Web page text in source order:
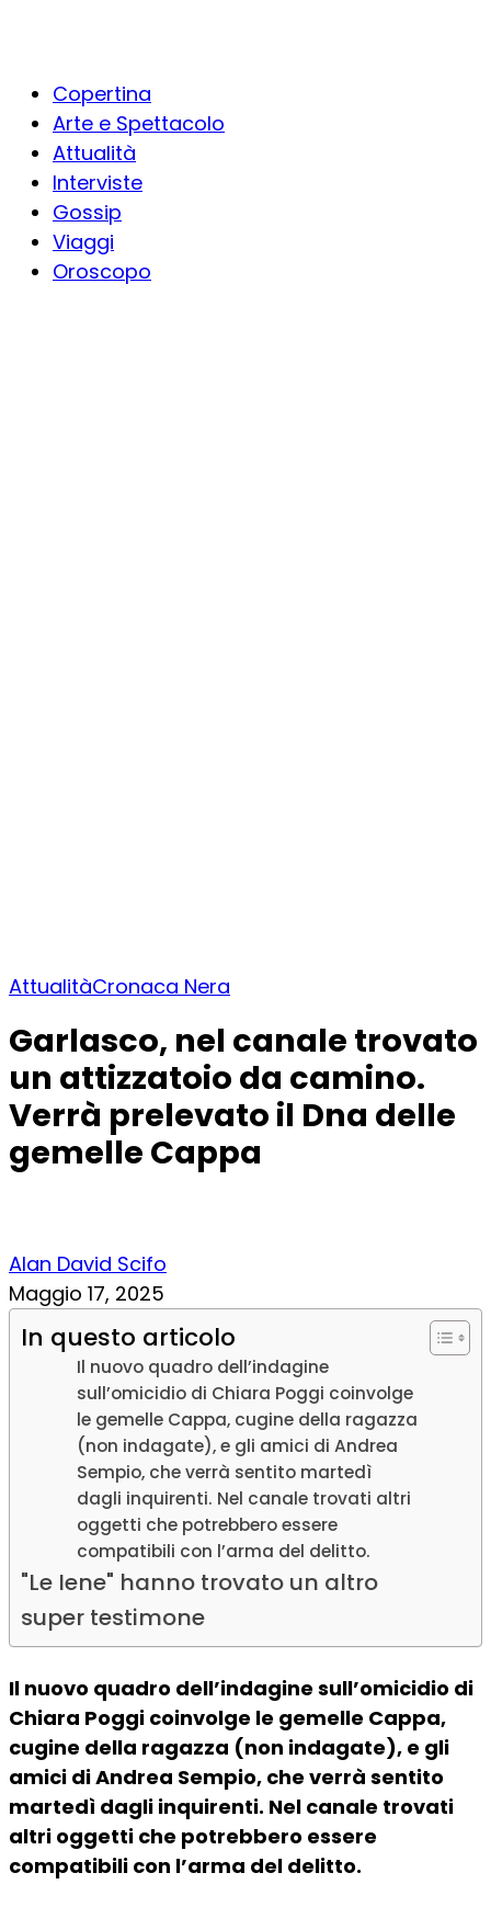
Copertina
Arte e Spettacolo
Attualità
Interviste
Gossip
Viaggi
Oroscopo
AttualitàCronaca Nera
Garlasco, nel canale trovato
un attizzatoio da camino.
Verrà prelevato il Dna delle
gemelle Cappa
Alan David Scifo
Maggio 17, 2025
In questo articolo
Il nuovo quadro dell’indagine
sull’omicidio di Chiara Poggi coinvolge
le gemelle Cappa, cugine della ragazza
(non indagate), e gli amici di Andrea
Sempio, che verrà sentito martedì
dagli inquirenti. Nel canale trovati altri
oggetti che potrebbero essere
compatibili con l’arma del delitto.
"Le Iene" hanno trovato un altro
super testimone
Il nuovo quadro dell’indagine sull’omicidio di
Chiara Poggi coinvolge le gemelle Cappa,
cugine della ragazza (non indagate), e gli
amici di Andrea Sempio, che verrà sentito
martedì dagli inquirenti. Nel canale trovati
altri oggetti che potrebbero essere
compatibili con l’arma del delitto.